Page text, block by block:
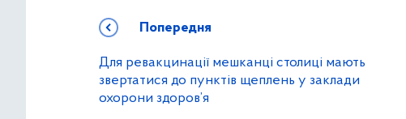
Попередня
Для ревакцинації мешканці столиці мають
звертатися до пунктів щеплень у заклади
охорони здоров’я